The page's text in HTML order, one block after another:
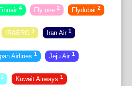
4 Fly one 2 Flydubai 2
IRAERO 3 Iran Air 1
Airlines 1 Jeju Air 1
1 Kuwait Airways 1